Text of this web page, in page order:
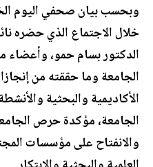
وبحسب بيان صحفي اليوم
خلال الاجتماع الذي حضره
الدكتور بسام حمو، وأعضاء
الجامعة وما حققته من
الأكاديمية والبحثية
الجامعة، مؤكدة حرص
والانفتاح على مؤسسات